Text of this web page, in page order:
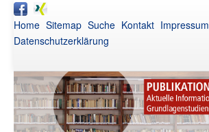
Home Sitemap Suche Kontakt Impressum
Datenschutzerklärung
DGT
Aktuelles